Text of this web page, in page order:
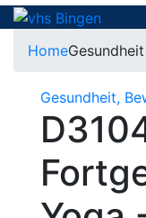
Home
Gesundheit,